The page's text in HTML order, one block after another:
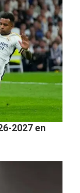
2027 en